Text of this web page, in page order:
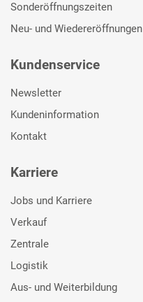
Sonderöffnungszeiten
Neu- und Wiedereröffnungen
Kundenservice
Newsletter
Kundeninformation
Kontakt
Karriere
Jobs und Karriere
Verkauf
Zentrale
Logistik
Aus- und Weiterbildung